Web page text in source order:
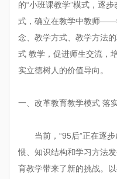
的“小班课教学”模式，逐
式，确立在教学中教师——
念、教学方式、教学方法
式 教学，促进师生交流，
实立德树人的价值导向。
一、改革教育教学模式 落
当前，“95后”正在逐
惯、知识结构和学习方法
育教学带来了新的挑战。